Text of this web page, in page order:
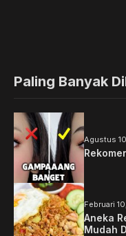
Paling Banyak
Agustus
Februari
Aneka
Mudah